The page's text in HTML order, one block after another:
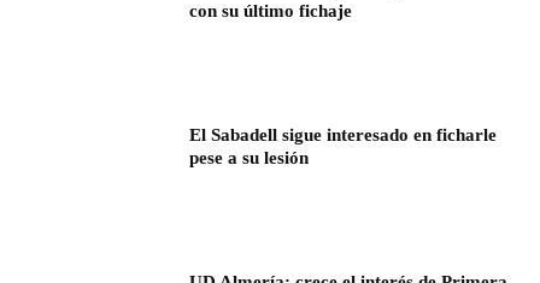
con su último fichaje
El Sabadell sigue interesado en ficharle
pese a su lesión